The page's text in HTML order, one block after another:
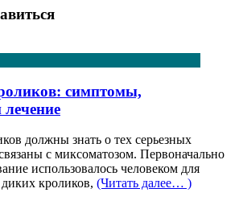
симптомы,
должны знать о тех серьезных
с миксоматозом. Первоначально
использовалось человеком для
кроликов, (Читать далее… )